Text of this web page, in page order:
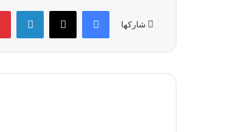
شاركها
فيسبوك ‫X